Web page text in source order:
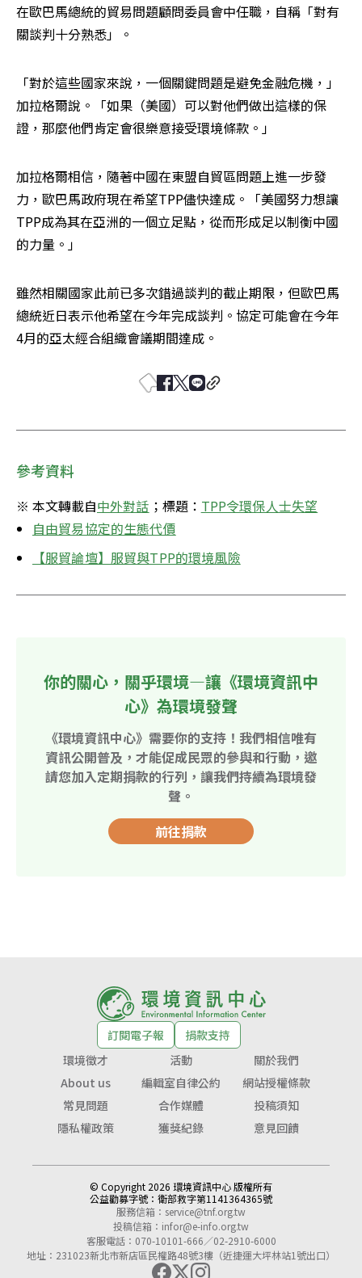
在歐巴馬總統的貿易問題顧問委員會中任職，自稱「對有
關談判十分熟悉」。
「對於這些國家來說，一個關鍵問題是避免金融危機，」
加拉格爾說。「如果（美國）可以對他們做出這樣的保
證，那麼他們肯定會很樂意接受環境條款。」
加拉格爾相信，隨著中國在東盟自貿區問題上進一步發
力，歐巴馬政府現在希望TPP儘快達成。「美國努力想讓
TPP成為其在亞洲的一個立足點，從而形成足以制衡中國
的力量。」
雖然相關國家此前已多次錯過談判的截止期限，但歐巴馬
總統近日表示他希望在今年完成談判。協定可能會在今年
4月的亞太經合組織會議期間達成。
參考資料
※ 本文轉載自中外對話 ；標題： TPP令環保人士失望
自由貿易協定的生態代價
【服貿論壇】服貿與TPP的環境風險
你的關心，關乎環境—讓《環境資訊中
心》為環境發聲
《環境資訊中心》需要你的支持！我們相信唯有
資訊公開普及，才能促成民眾的參與和行動，邀
請您加入定期捐款的行列，讓我們持續為環境發
聲。
前往捐款
訂閱電子報
捐款支持
環境徵才
活動
關於我們
About us
編輯室自律公約
網站授權條款
常見問題
合作媒體
投稿須知
隱私權政策
獲獎紀錄 意見回饋
© Copyright 2026 環境資訊中心 版權所有
公益勸募字號： 衛部救字第1141364365號
服務信箱： service@tnf.org.tw
投稿信箱： infor@e-info.org.tw
客服電話：070-10101-666／02-2910-6000
地址：231023新北市新店區民權路48號3樓（近捷運大坪林站1號出口）